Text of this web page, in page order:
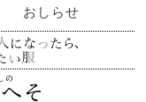
おしらせ